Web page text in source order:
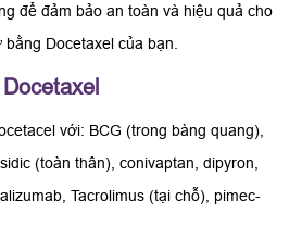
để đảm bảo an toàn và hiệu quả cho
Docetaxel của bạn.
với: BCG (trong bàng quang),
(toàn thân), conivaptan, dipyron,
Tacrolimus (tại chỗ), pimec-